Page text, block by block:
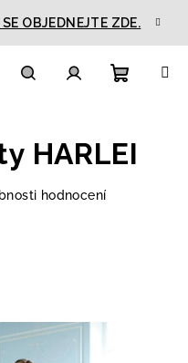
OBJEDNEJTE ZDE.
košík
HARLEI
hodnocení